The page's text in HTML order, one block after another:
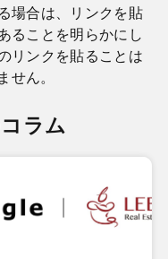
場合は、リンクを貼
ることを明らかにし
リンクを貼ることは
せん。
ラム